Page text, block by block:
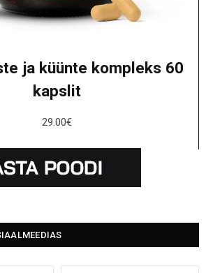
ja küünte kompleks 60
kapslit
29.00€